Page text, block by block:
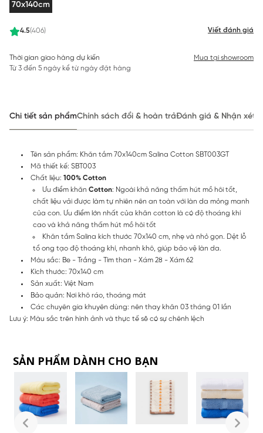
4.5(406) Viết đánh giá
70x140cm
Thời gian giao hàng dự kiến
Từ 3 đến 5 ngày kể từ ngày đặt hàng
Mua tại showroom
Chi tiết sản phẩmChính sách đổi & hoàn trảĐánh giá & Nhận xét
Tên sản phẩm: Khăn tắm 70x140cm Salina Cotton SBT003GT
Mã thiết kế: SBT003
Chất liệu: 100% Cotton
Ưu điểm khăn Cotton: Ngoài khả năng thấm hút mồ hôi tốt,
chất liệu vải được làm tự nhiên nên an toàn với làn da mỏng manh
của con. Ưu điểm lớn nhất của khăn cotton là có độ thoáng khí
cao và khả năng thấm hút mồ hôi tốt
Khăn tắm Salina kích thước 70x140 cm, nhẹ và nhỏ gọn. Dệt lỗ
tổ ong tạo độ thoáng khí, nhanh khô, giúp bảo vệ làn da.
Màu sắc: Be - Trắng - Tím than - Xám 28 - Xám 62
Kích thước: 70x140 cm
Sản xuất: Việt Nam
Bảo quản: Nơi khô ráo, thoáng mát
Các chuyên gia khuyên dùng: nên thay khăn 03 tháng 01 lần
Lưu ý: Màu sắc trên hình ảnh và thực tế sẽ có sự chênh lệch
SẢN PHẨM DÀNH CHO BẠN